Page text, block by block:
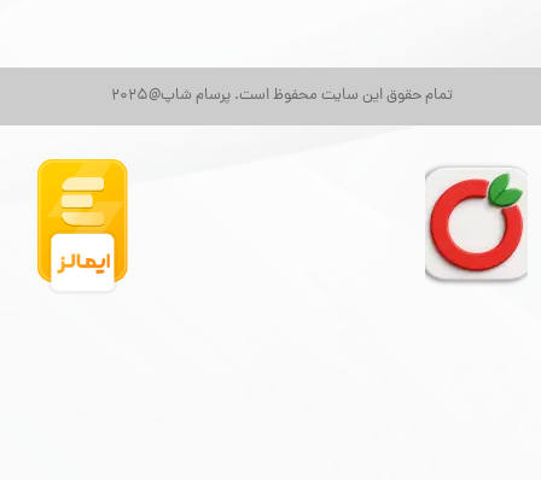
تمام حقوق این سایت محفوظ است. پرسام شاپ@2025